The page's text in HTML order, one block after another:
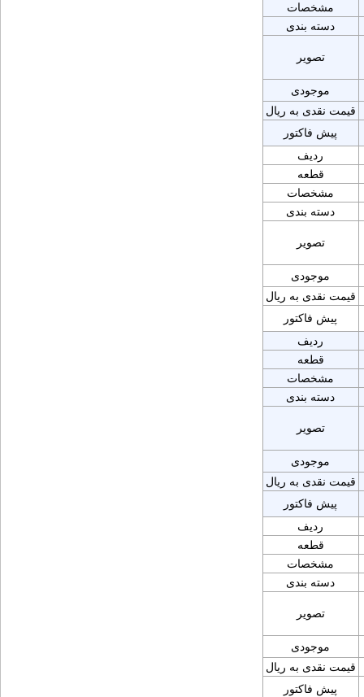
مشخصات
دسته بندی
تصویر
موجودی
قیمت نقدی به ریال
پیش فاکتور
ردیف
قطعه
مشخصات
دسته بندی
تصویر
موجودی
قیمت نقدی به ریال
پیش فاکتور
ردیف
قطعه
مشخصات
دسته بندی
تصویر
موجودی
قیمت نقدی به ریال
پیش فاکتور
ردیف
قطعه
مشخصات
دسته بندی
تصویر
موجودی
قیمت نقدی به ریال
پیش فاکتور